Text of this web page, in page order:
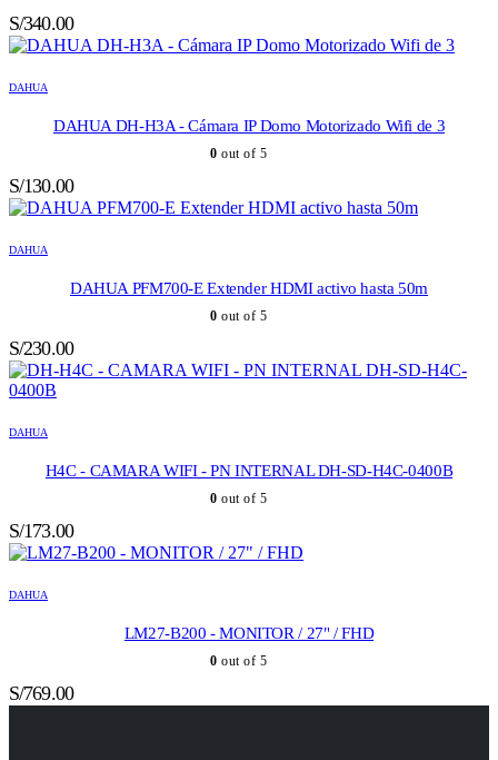
S/340.00
DAHUA
DAHUA DH-H3A - Cámara IP Domo Motorizado Wifi de 3
0 out of 5
S/130.00
DAHUA
DAHUA PFM700-E Extender HDMI activo hasta 50m
0 out of 5
S/230.00
DAHUA
H4C - CAMARA WIFI - PN INTERNAL DH-SD-H4C-0400B
0 out of 5
S/173.00
DAHUA
LM27-B200 - MONITOR / 27" / FHD
0 out of 5
S/769.00